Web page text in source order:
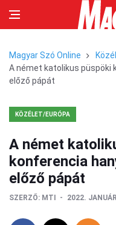
Magyar Szó Online
A német katolikus püspöki
előző pápát
KÖZÉLET/EURÓPA
A német
konferencia
előző pápát
SZERZŐ: MTI 2022.